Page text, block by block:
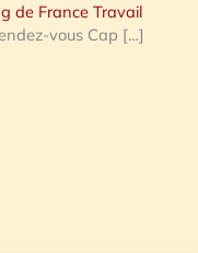
de France Travail
vous Cap […]